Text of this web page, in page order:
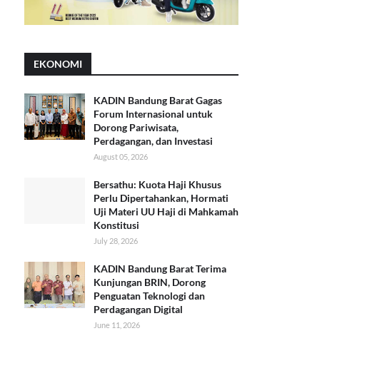
EKONOMI
KADIN Bandung Barat Gagas
Forum Internasional untuk
Dorong Pariwisata,
Perdagangan, dan Investasi
August 05, 2026
Bersathu: Kuota Haji Khusus
Perlu Dipertahankan, Hormati
Uji Materi UU Haji di Mahkamah
Konstitusi
July 28, 2026
KADIN Bandung Barat Terima
Kunjungan BRIN, Dorong
Penguatan Teknologi dan
Perdagangan Digital
June 11, 2026